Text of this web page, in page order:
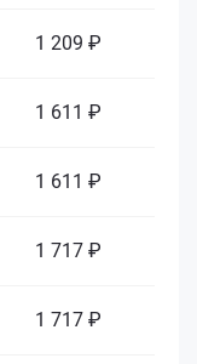
1 209 ₽
1 611 ₽
1 611 ₽
1 717 ₽
1 717 ₽